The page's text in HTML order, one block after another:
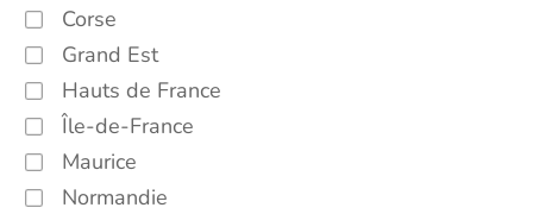
Corse
Grand Est
Hauts de France
Île-de-France
Maurice
Normandie